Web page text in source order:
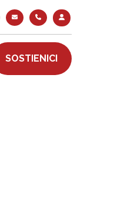
SOSTIENICI